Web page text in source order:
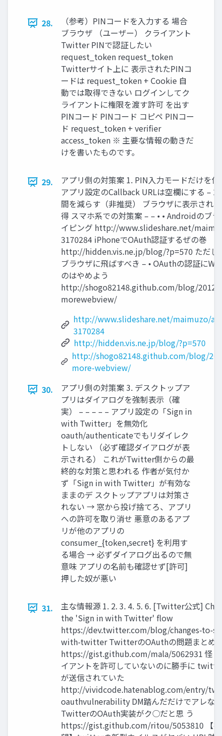
28.
（参考）PINコードを入力する 場合
ブラウザ （ユーザー） クライアント
Twitter PINで認証したい
request_token request_token
Twitterサイト上に 表示されたPINコ
ードは request_token + Cookie 自
動では取得できない ログインしてク
ライアントに権限を渡す許可 を出す
PINコード PINコード コピペ PINコー
ド request_token + verifier
access_token ※ 主要な情報の動きだ
けを書いたものです。
29.
アプリ側の対策案 1. PIN入力モードだけを
アプリ設定のCallback URLは空欄にする –
間を減らす（非推奨） ブラウザに表示され
得 スマホ系での対策案 – – • • Androidのブ
イピング http://www.slideshare.net/
3170284 iPhoneでOAuth認証するぜの巻
http://hidden.vis.ne.jp/blog/?p=570 ただし
ブラウザに飛ばすべき – • OAuthの認証に
のはやめよう
http://shogo82148.github.com/blog/2012/
morewebview/
http://www.slideshare.net/maimuzo/
3170284
http://hidden.vis.ne.jp/blog/?p=570
http://shogo82148.github.com/blog/
more-webview/
30.
アプリ側の対策案 3. デスクトップア
プリはダイアログを強制表示（確
実） – – – – – アプリ設定の「Sign in
with Twitter」を無効化
oauth/authenticateでもリダイレク
トしない （必ず確認ダイアログが表
示される） これがTwitter側からの最
終的な対策と思われる 作者が気付か
ず「Sign in with Twitter」が有効な
ままのデ スクトップアプリは対策さ
れない → 窓から投げ捨てろ、アプリ
への許可を取り消せ 悪意のあるアプ
リが他のアプリの
consumer_{token,secret} を利用す
る場合 → 必ずダイアログ出るので無
意味 アプリの名前も確認せず[許可]
押した奴が悪い
31.
主な情報源 1. 2. 3. 4. 5. 6. [Twitter公式]
the 'Sign in with Twitter' flow
https://dev.twitter.com/blog/changes-to-
with-twitter TwitterのOAuthの問題まとめ
https://gist.github.com/mala/5062931 怪し
イアントを許可していないのに勝手に
が送信されていた
http://vividcode.hatenablog.com/entry/
oauthvulnerability DM踏んだだけでアレな
TwitterのOAuth実装がク○だと思 う
https://gist.github.com/ritou/5053810 【